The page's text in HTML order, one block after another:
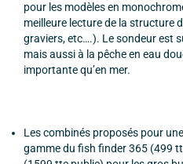
pour les modèles en
meilleure lecture de la structure
graviers, etc….). Le sondeur est
mais aussi à la pêche en eau
importante qu’en mer.
Les combinés proposés pour
gamme du fish finder 365 (499